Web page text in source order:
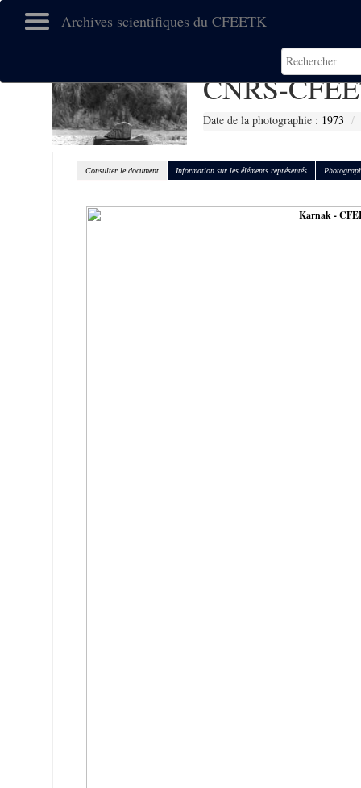
Archives scientifiques du CFEETK
CNRS-
Date de la photographie : 1973
Consulter le document Information sur les éléments représentés